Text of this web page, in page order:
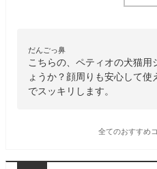
だんごっ鼻
こちらの、ペティオの犬猫用
ょうか？顔周りも安心して
でスッキリします。
全てのおすすめ